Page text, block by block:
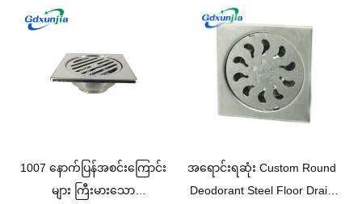
1007 နောက်ပြန်အစင်းကြောင်း
များ ကြီးမားသော
အရောင်းရဆုံး Custom Round
Deodorant Steel Floor Drain